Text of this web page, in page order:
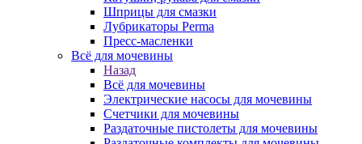
Шприцы для смазки
Лубрикаторы Perma
Пресс-масленки
Всё для мочевины
Назад
Всё для мочевины
Электрические насосы для мочевины
Счетчики для мочевины
Раздаточные пистолеты для мочевины